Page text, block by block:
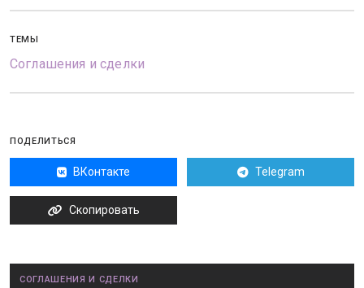
ТЕМЫ
Соглашения и сделки
ПОДЕЛИТЬСЯ
ВКонтакте Telegram
Скопировать
СОГЛАШЕНИЯ И СДЕЛКИ